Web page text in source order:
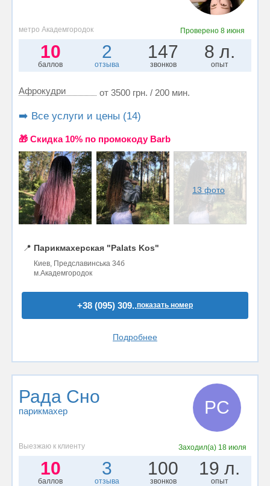
метро Академгородок Проверено8 июня
10
баллов
2
отзыва
147
звонков
8 л.
опыт
Афрокудри от 3500 грн. / 200 мин.
➡️ Все услуги и цены (14)
🎁 Cкидка 10% по промокоду Barb
13 фото
📍 Парикмахерская "Palats Kos"
Киев, Предславинська 34б
м.Академгородок
+38 (095) 309..показать номер
Подробнее
Рада Сно
парикмахер РС
Выезжаю к клиенту Заходил(а) 18 июля
10
баллов
3
отзыва
100
звонков
19 л.
опыт